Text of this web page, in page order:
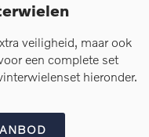
veiligheid, maar ook
een complete set
hieronder.